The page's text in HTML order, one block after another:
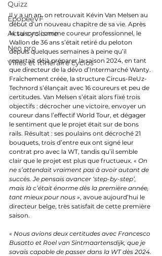
Quizz
EpopeeVF
Actu cyclisme
Neo pro
Villes et itinéraire cyclos
Il y a un an, on retrouvait Kévin Van Melsen au
début d’un nouveau chapitre de sa vie. Après
14 saisons comme coureur professionnel, le
Wallon de 36 ans s’était retiré du peloton
depuis quelques semaines à peine qu’il
repartait déjà préparer la saison 2024, en tant
que directeur de la dévo d’Intermarché Wanty.
Fraîchement créée, la structure Circus-ReUz-
Technord s’élançait avec 16 coureurs et peu de
certitudes. Van Melsen s’était alors fixé trois
objectifs : décrocher une victoire, envoyer un
coureur dans l’effectif World Tour, et dégager
le sentiment que le projet était sur de bons
rails. Résultat : ses poulains ont décroché 21
bouquets, trois d’entre eux ont signé leur
contrat pro avec la WT, tandis qu’il semble
clair que le projet est plus que fructueux. « On
ne s’attendait vraiment pas à avoir autant de
succès. Je pensais avancer ‘step-by-step’,
mais là c’était énorme dès la première année,
tant mieux pour nous », avoue aujourd’hui le
directeur belge, très satisfait de cette première
saison.
« Nous avions deux certitudes avec Francesco
Busatto et Roel van Sintmaartensdijk, que je
savais capable de passer dans la WT dès 2024.